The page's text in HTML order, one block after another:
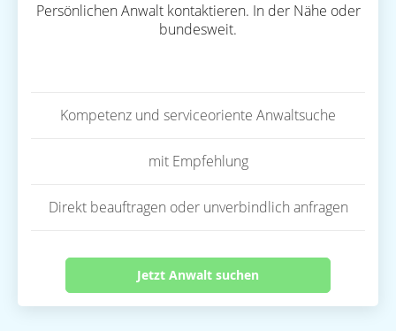
Persönlichen Anwalt kontaktieren. In der Nähe oder
bundesweit.
Kompetenz und serviceoriente Anwaltsuche
mit Empfehlung
Direkt beauftragen oder unverbindlich anfragen
Jetzt Anwalt suchen